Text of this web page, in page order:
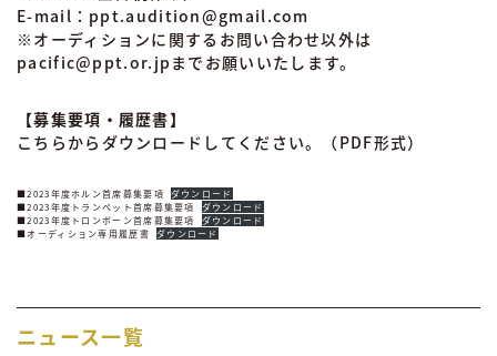
E-mail：ppt.audition@gmail.com
※オーディションに関するお問い合わせ以外は
pacific@ppt.or.jpまでお願いいたします。
【募集要項・履歴書】
こちらからダウンロードしてください。（PDF形式）
■2023年度ホルン首席募集要項
ダウンロード
■2023年度トランペット首席募集要項
ダウンロード
■2023年度トロンボーン首席募集要項
ダウンロード
■オーディション専用履歴書
ダウンロード
ニュース一覧